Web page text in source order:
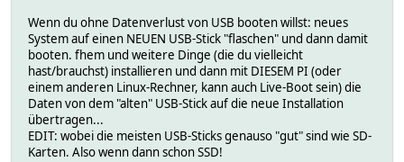
Wenn du ohne Datenverlust von USB booten willst: neues
System auf einen NEUEN USB-Stick "flaschen" und dann damit
booten. fhem und weitere Dinge (die du vielleicht
hast/brauchst) installieren und dann mit DIESEM PI (oder
einem anderen Linux-Rechner, kann auch Live-Boot sein) die
Daten von dem "alten" USB-Stick auf die neue Installation
übertragen...
EDIT: wobei die meisten USB-Sticks genauso "gut" sind wie SD-
Karten. Also wenn dann schon SSD!